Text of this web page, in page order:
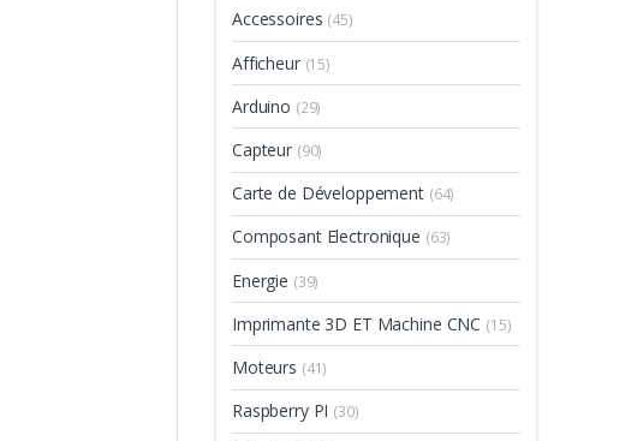
Accessoires (45)
Afficheur (15)
Arduino (29)
Capteur (90)
Carte de Développement (64)
Composant Electronique (63)
Energie (39)
Imprimante 3D ET Machine CNC (15)
Moteurs (41)
Raspberry PI (30)